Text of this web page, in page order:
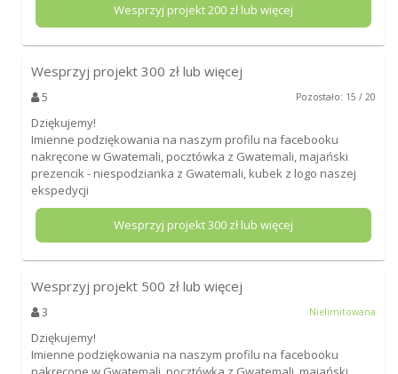
Wesprzyj projekt200zł lub więcej
Wesprzyj projekt 300 zł lub więcej
5 Pozostało: 15 / 20
Dziękujemy!
Imienne podziękowania na naszym profilu na facebooku
nakręcone w Gwatemali, pocztówka z Gwatemali, majański
prezencik - niespodzianka z Gwatemali, kubek z logo naszej
ekspedycji
Wesprzyj projekt300zł lub więcej
Wesprzyj projekt 500 zł lub więcej
3 Nielimitowana
Dziękujemy!
Imienne podziękowania na naszym profilu na facebooku